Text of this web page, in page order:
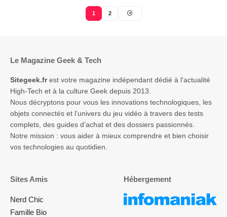
1 2
Le Magazine Geek & Tech
Sitegeek.frest votre magazine indépendant dédié à l’actualité
High-Tech et à la culture Geek depuis 2013.
Nous décryptons pour vous les innovations technologiques, les
objets connectés et l’univers du jeu vidéo à travers des tests
complets, des guides d’achat et des dossiers passionnés.
Notre mission : vous aider à mieux comprendre et bien choisir
vos technologies au quotidien.
Sites Amis
Nerd Chic
Famille Bio
Hébergement